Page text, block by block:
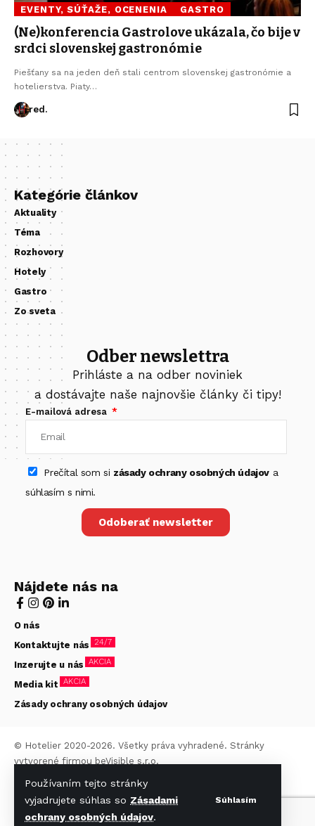
Používaním tejto stránky
vyjadrujete súhlas so Zásadami
ochrany osobných údajov.
Súhlasím
EVENTY, SÚŤAŽE, OCENENIA GASTRO
(Ne)konferencia Gastrolove ukázala, čo bije v
srdci slovenskej gastronómie
Piešťany sa na jeden deň stali centrom slovenskej gastronómie a
hotelierstva. Piaty…
red.
Kategórie článkov
Aktuality
Téma
Rozhovory
Hotely
Gastro
Zo sveta
Odber newslettra
Prihláste a na odber noviniek
a dostávajte naše najnovšie články či tipy!
E-mailová adresa
Prečítal som si zásady ochrany osobných údajova
súhlasím s nimi.
Odoberať newsletter
Nájdete nás na
O nás
Kontaktujte nás 24/7
Inzerujte u nás AKCIA
Media kit AKCIA
Zásady ochrany osobných údajov
© Hotelier 2020-2026. Všetky práva vyhradené. Stránky
vytvorené firmou beVisible s.r.o.